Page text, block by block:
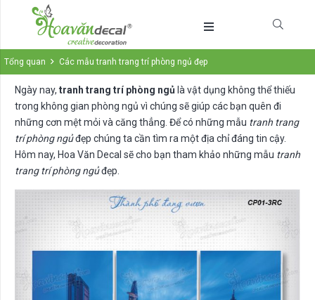
Tổng quan Các mẫu tranh trang trí phòng ngủ đẹp
Ngày nay, tranh trang trí phòng ngủ là vật dụng không thể thiếu
trong không gian phòng ngủ vì chúng sẽ giúp các bạn quên đi
những cơn mệt mỏi và căng thẳng. Để có những mẫu tranh trang
trí phòng ngủđẹp chúng ta cần tìm ra một địa chỉ đáng tin cậy.
Hôm nay, Hoa Văn Decal sẽ cho bạn tham khảo những mẫu tranh
trang trí phòng ngủđẹp.